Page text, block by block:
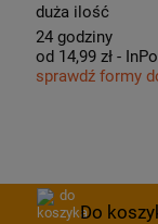
duża ilość
24 godziny
od 14,99 zł -
sprawdź formy